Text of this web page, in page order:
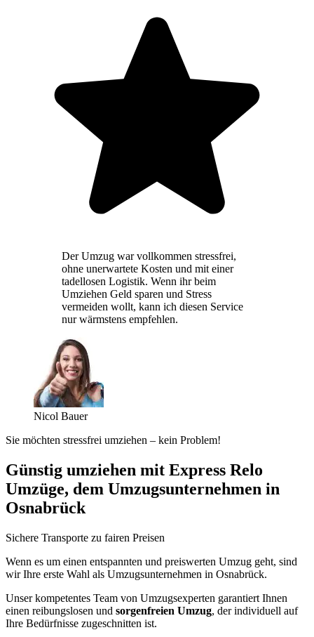
Der Umzug war vollkommen stressfrei,
ohne unerwartete Kosten und mit einer
tadellosen Logistik. Wenn ihr beim
Umziehen Geld sparen und Stress
vermeiden wollt, kann ich diesen Service
nur wärmstens empfehlen.
Nicol Bauer
Sie möchten stressfrei umziehen – kein Problem!
Günstig umziehen mit Express Relo
Umzüge, dem Umzugsunternehmen in
Osnabrück
Sichere Transporte zu fairen Preisen
Wenn es um einen entspannten und preiswerten Umzug geht, sind
wir Ihre erste Wahl als Umzugsunternehmen in Osnabrück.
Unser kompetentes Team von Umzugsexperten garantiert Ihnen
einen reibungslosen und sorgenfreien Umzug, der individuell auf
Ihre Bedürfnisse zugeschnitten ist.